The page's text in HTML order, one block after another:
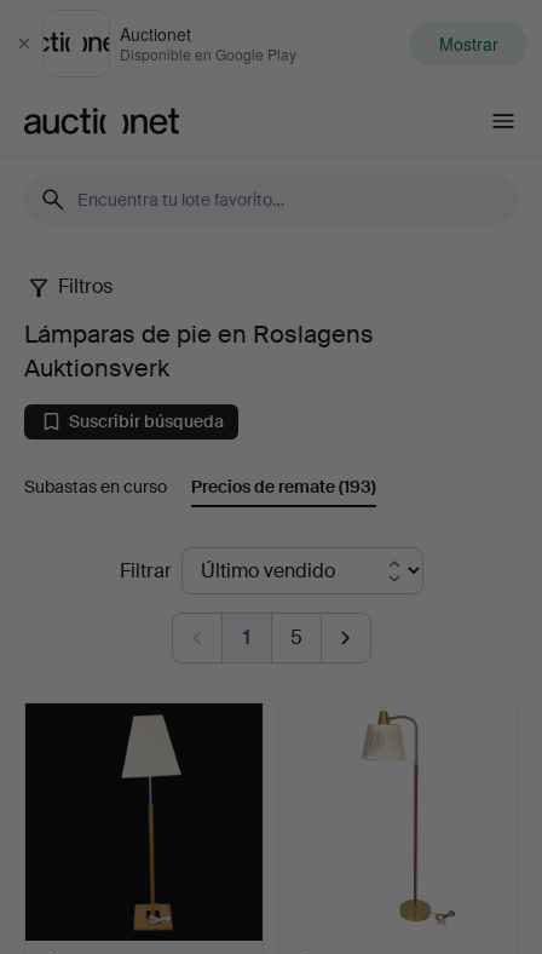
Cerrar
Auctionet
Disponible en Google Play Mostrar
Lámparas
de
pie
en
Auktionsverk
Filtros
Lámparas de pie en Roslagens
Auktionsverk
Suscribir búsqueda
Subastas en curso Precios de remate(193)
Filtrar
1 5